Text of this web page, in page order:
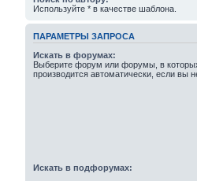
Используйте * в качестве шаблона.
ПАРАМЕТРЫ ЗАПРОСА
Искать в форумах:
Выберите форум или форумы, в
производится автоматически, если вы
Искать в подфорумах: